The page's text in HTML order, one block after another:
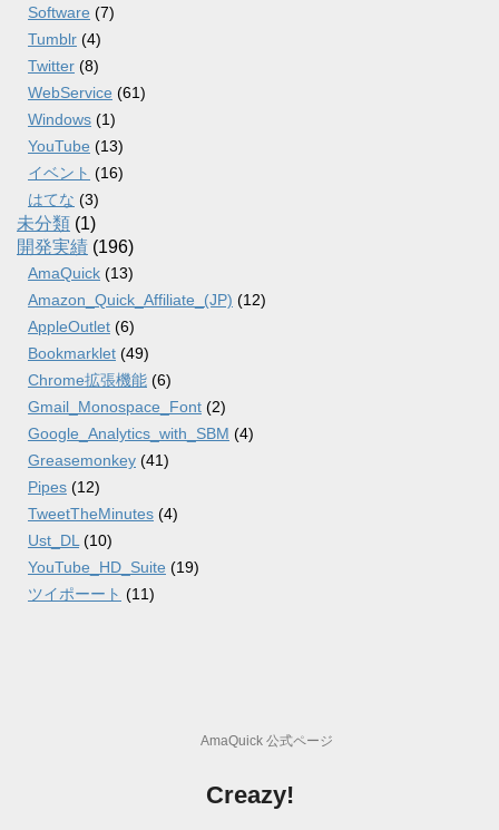
Software (7)
Tumblr (4)
Twitter (8)
WebService (61)
Windows (1)
YouTube (13)
イベント (16)
はてな (3)
未分類 (1)
開発実績 (196)
AmaQuick (13)
Amazon_Quick_Affiliate_(JP) (12)
AppleOutlet (6)
Bookmarklet (49)
Chrome拡張機能 (6)
Gmail_Monospace_Font (2)
Google_Analytics_with_SBM (4)
Greasemonkey (41)
Pipes (12)
TweetTheMinutes (4)
Ust_DL(10)
YouTube_HD_Suite (19)
ツイポーート (11)
AmaQuick 公式ページ
Creazy!